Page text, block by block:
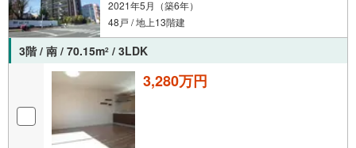
通
知
を
受
る
・
2021年5月（築6年）
48戸 / 地上13階建
3階 / 南 / 70.15m2 / 3LDK
3,280万円